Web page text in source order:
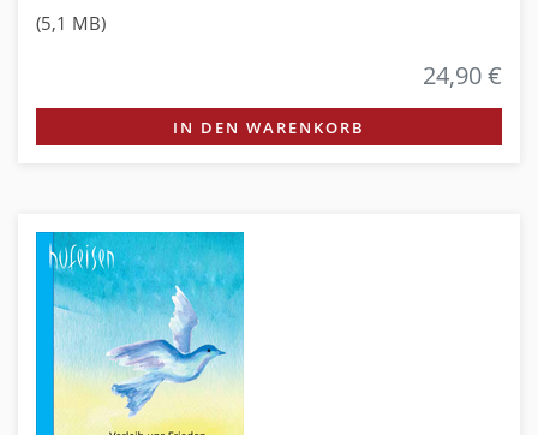
(5,1 MB)
24,90 €
IN DEN WARENKORB